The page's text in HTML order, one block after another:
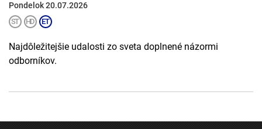
Pondelok 20.07.2026
Najdôležitejšie udalosti zo sveta doplnené názormi
odborníkov.